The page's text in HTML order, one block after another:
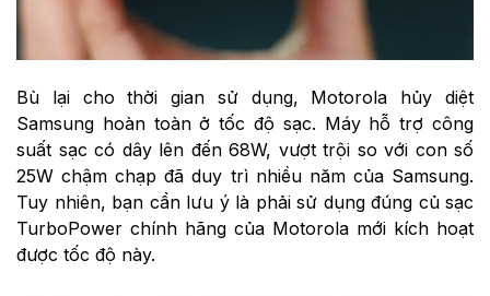
Bù lại cho thời gian sử dụng, Motorola hủy diệt
Samsung hoàn toàn ở tốc độ sạc. Máy hỗ trợ công
suất sạc có dây lên đến 68W, vượt trội so với con số
25W chậm chạp đã duy trì nhiều năm của Samsung.
Tuy nhiên, bạn cần lưu ý là phải sử dụng đúng củ sạc
TurboPower chính hãng của Motorola mới kích hoạt
được tốc độ này.